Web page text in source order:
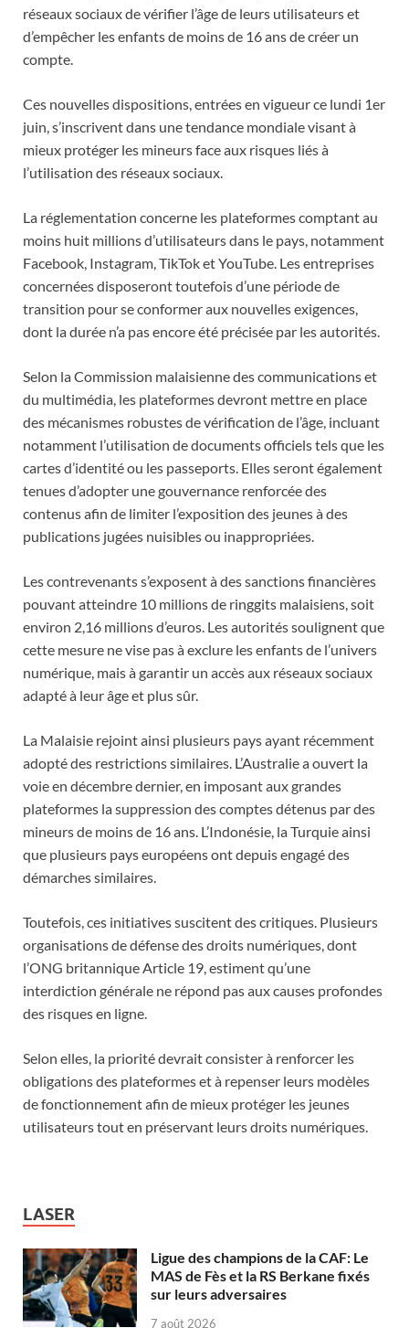
réseaux sociaux de vérifier l’âge de leurs utilisateurs et
d’empêcher les enfants de moins de 16 ans de créer un
compte.
Ces nouvelles dispositions, entrées en vigueur ce lundi 1er
juin, s’inscrivent dans une tendance mondiale visant à
mieux protéger les mineurs face aux risques liés à
l’utilisation des réseaux sociaux.
La réglementation concerne les plateformes comptant au
moins huit millions d’utilisateurs dans le pays, notamment
Facebook, Instagram, TikTok et YouTube. Les entreprises
concernées disposeront toutefois d’une période de
transition pour se conformer aux nouvelles exigences,
dont la durée n’a pas encore été précisée par les autorités.
Selon la Commission malaisienne des communications et
du multimédia, les plateformes devront mettre en place
des mécanismes robustes de vérification de l’âge, incluant
notamment l’utilisation de documents officiels tels que les
cartes d’identité ou les passeports. Elles seront également
tenues d’adopter une gouvernance renforcée des
contenus afin de limiter l’exposition des jeunes à des
publications jugées nuisibles ou inappropriées.
Les contrevenants s’exposent à des sanctions financières
pouvant atteindre 10 millions de ringgits malaisiens, soit
environ 2,16 millions d’euros. Les autorités soulignent que
cette mesure ne vise pas à exclure les enfants de l’univers
numérique, mais à garantir un accès aux réseaux sociaux
adapté à leur âge et plus sûr.
La Malaisie rejoint ainsi plusieurs pays ayant récemment
adopté des restrictions similaires. L’Australie a ouvert la
voie en décembre dernier, en imposant aux grandes
plateformes la suppression des comptes détenus par des
mineurs de moins de 16 ans. L’Indonésie, la Turquie ainsi
que plusieurs pays européens ont depuis engagé des
démarches similaires.
Toutefois, ces initiatives suscitent des critiques. Plusieurs
organisations de défense des droits numériques, dont
l’ONG britannique Article 19, estiment qu’une
interdiction générale ne répond pas aux causes profondes
des risques en ligne.
Selon elles, la priorité devrait consister à renforcer les
obligations des plateformes et à repenser leurs modèles
de fonctionnement afin de mieux protéger les jeunes
utilisateurs tout en préservant leurs droits numériques.
LASER
Ligue des champions de la CAF: Le
MAS de Fès et la RS Berkane fixés
sur leurs adversaires
7 août 2026